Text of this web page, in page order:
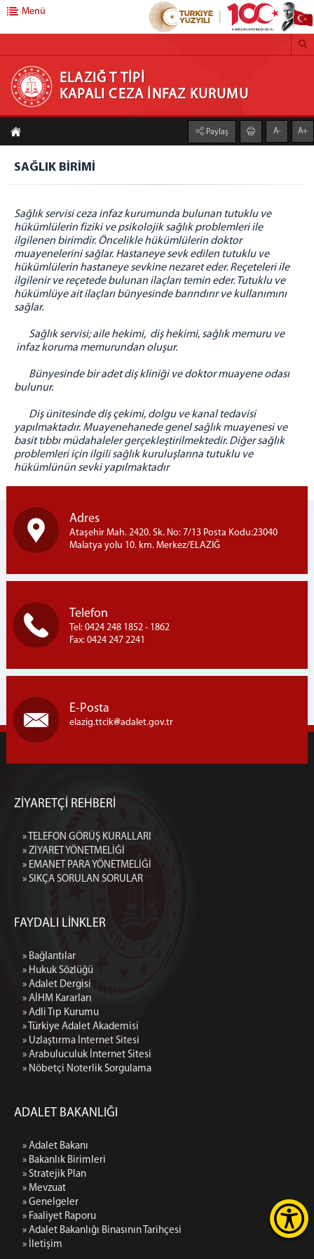
ELAZIĞ T TİPİ KAPALI CEZA İNFAZ KURUMU
ANASAYFA
ELAZIĞ ADLİYESİ
CEZAEVLERİ
ELAZIĞ 1 NOLU YÜK. GÜV. CİK
ELAZIĞ 2 NOLU YÜK. GÜV. CİK
ELAZIĞ R TİPİ KAPALI CİK
ELAZIĞ KAMPÜS AÇIK CİK
ELAZIĞ ÇOCUK EĞİTİM EVİ
BİRİMLER
BAŞMEMURLUK
EĞİTİM ÖĞRETİM BİRİMİ
PSİKO-SOSYAL BİRİMİ
EMANET PARA BİRİMİ
RESİM GALERİSİ
Menü
ELAZIĞ T TİPİ
KAPALI CEZA İNFAZ KURUMU
Paylaş A- A+
SAĞLIK BİRİMİ
Sağlık servisi ceza infaz kurumunda bulunan tutuklu ve
hükümlülerin fiziki ve psikolojik sağlık problemleri ile
ilgilenen birimdir. Öncelikle hükümlülerin doktor
muayenelerini sağlar. Hastaneye sevk edilen tutuklu ve
hükümlülerin hastaneye sevkine nezaret eder. Reçeteleri ile
ilgilenir ve reçetede bulunan ilaçları temin eder. Tutuklu ve
hükümlüye ait ilaçları bünyesinde barındırır ve kullanımını
sağlar.
Sağlık servisi; aile hekimi, diş hekimi, sağlık memuru ve
infaz koruma memurundan oluşur.
Bünyesinde bir adet diş kliniği ve doktor muayene odası
bulunur.
Diş ünitesinde diş çekimi, dolgu ve kanal tedavisi
yapılmaktadır. Muayenehanede genel sağlık muayenesi ve
basit tıbbı müdahaleler gerçekleştirilmektedir. Diğer sağlık
problemleri için ilgili sağlık kuruluşlarına tutuklu ve
hükümlünün sevki yapılmaktadır
Adres
Ataşehir Mah. 2420. Sk. No: 7/13 Posta Kodu:23040
Malatya yolu 10. km. Merkez/ELAZIĞ
Telefon
Tel: 0424 248 1852 - 1862
Fax: 0424 247 2241
E-Posta
elazig.ttcik adalet.gov.tr
ZİYARETÇİ REHBERİ
» TELEFON GÖRÜŞ KURALLARI
» ZİYARET YÖNETMELİĞİ
» EMANET PARA YÖNETMELİĞİ
» SIKÇA SORULAN SORULAR
FAYDALI LİNKLER
» Bağlantılar
» Hukuk Sözlüğü
» Adalet Dergisi
» AİHM Kararları
» Adli Tıp Kurumu
» Türkiye Adalet Akademisi
» Uzlaştırma İnternet Sitesi
» Arabuluculuk İnternet Sitesi
» Nöbetçi Noterlik Sorgulama
ADALET BAKANLIĞI
» Adalet Bakanı
» Bakanlık Birimleri
» Stratejik Plan
» Mevzuat
» Genelgeler
» Faaliyet Raporu
» Adalet Bakanlığı Binasının Tarihçesi
» İletişim